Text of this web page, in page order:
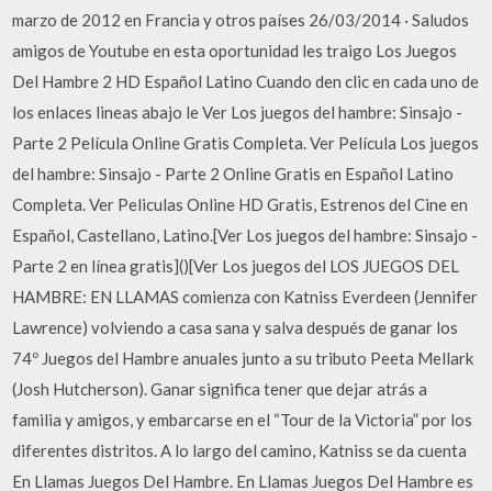
marzo de 2012 en Francia y otros países 26/03/2014 · Saludos
amigos de Youtube en esta oportunidad les traigo Los Juegos
Del Hambre 2 HD Español Latino Cuando den clic en cada uno de
los enlaces lineas abajo le Ver Los juegos del hambre: Sinsajo -
Parte 2 Película Online Gratis Completa. Ver Película Los juegos
del hambre: Sinsajo - Parte 2 Online Gratis en Español Latino
Completa. Ver Peliculas Online HD Gratis, Estrenos del Cine en
Español, Castellano, Latino.[Ver Los juegos del hambre: Sinsajo -
Parte 2 en línea gratis]()[Ver Los juegos del LOS JUEGOS DEL
HAMBRE: EN LLAMAS comienza con Katniss Everdeen (Jennifer
Lawrence) volviendo a casa sana y salva después de ganar los
74º Juegos del Hambre anuales junto a su tributo Peeta Mellark
(Josh Hutcherson). Ganar significa tener que dejar atrás a
familia y amigos, y embarcarse en el “Tour de la Victoria” por los
diferentes distritos. A lo largo del camino, Katniss se da cuenta
En Llamas Juegos Del Hambre. En Llamas Juegos Del Hambre es